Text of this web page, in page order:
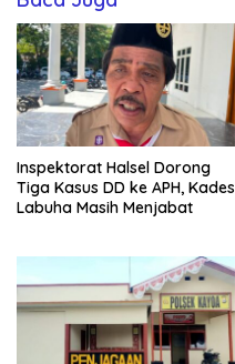
Inspektorat Halsel Dorong
Tiga Kasus DD ke APH, Kades
Labuha Masih Menjabat